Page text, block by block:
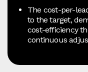
The cost-per-
to the target,
cost-efficiency
continuous